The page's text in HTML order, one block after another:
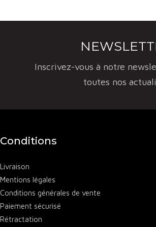
Inscrivez-vous à notre
toutes nos
Conditions
Livraison
Mentions légales
Conditions générales de vente
Paiement sécurisé
Rétractation